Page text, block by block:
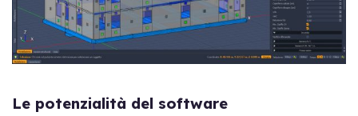
Le potenzialità del software